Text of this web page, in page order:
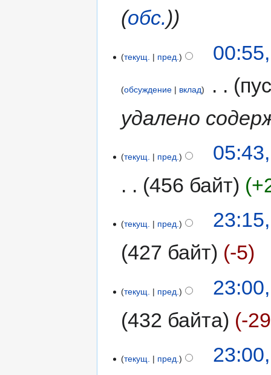
(обс.)
текущ. пред.
обсуждение вклад
удалено
текущ. пред.
456 байт
текущ. пред.
427 байт
-5
текущ. пред.
432 байта
-29
текущ. пред.